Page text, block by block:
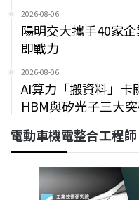
2026-08-06
陽明交大攜手40家
即戰力
2026-08-06
AI算力「搬資料」卡
HBM與矽光子三大
電動車機電整合工程師